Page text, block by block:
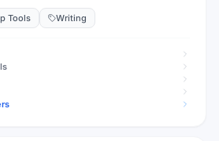
Tools Writing